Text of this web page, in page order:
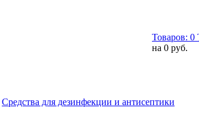
Товаров: 0
на 0 руб.
Средства для дезинфекции и антисептики